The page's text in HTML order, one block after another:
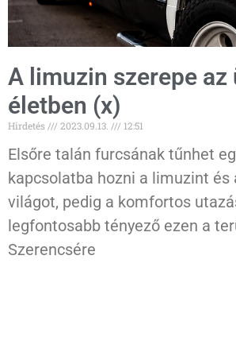
A limuzin szerepe az
életben (x)
Hirdetés 2023.09.13. 12:51
Elsőre talán furcsának tűnhet
kapcsolatba hozni a limuzint és
világot, pedig a komfortos
legfontosabb tényező ezen a
Szerencsére